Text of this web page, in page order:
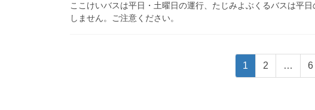
ここけいバスは平日・土曜日の運行、たじみよぶくるバスは平
しません。ご注意ください。
固
定
1
固
定
2 …
固
6